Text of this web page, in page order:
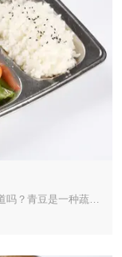
吗？青豆是一种蔬
省教育厅发出通知，